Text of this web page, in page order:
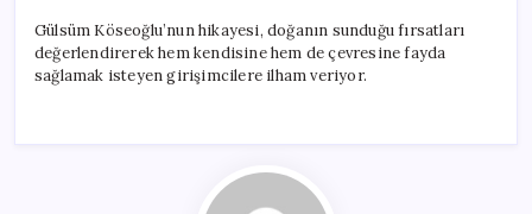
Gülsüm Köseoğlu’nun hikayesi, doğanın sunduğu fırsatları
değerlendirerek hem kendisine hem de çevresine fayda
sağlamak isteyen girişimcilere ilham veriyor.